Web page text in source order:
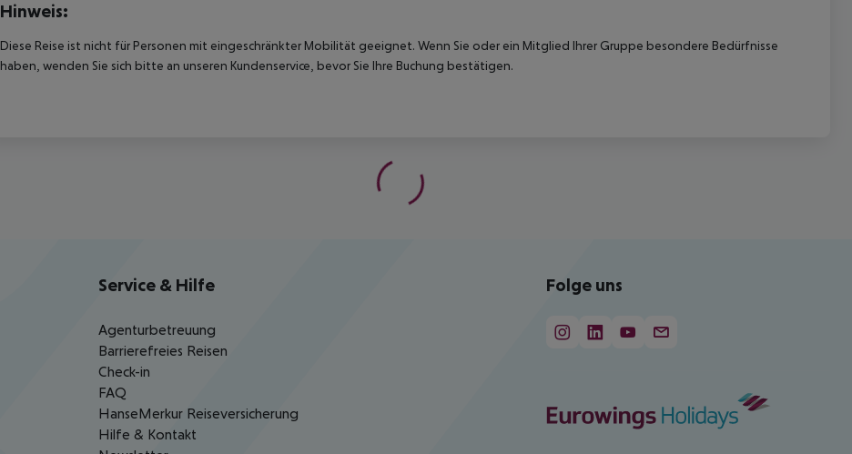
Hinweis:
Diese Reise ist nicht für Personen mit eingeschränkter Mobilität geeignet. Wenn Sie oder ein Mitglied Ihrer Gruppe besondere Bedürfnisse
haben, wenden Sie sich bitte an unseren Kundenservice, bevor Sie Ihre Buchung bestätigen.
Service & Hilfe
Agenturbetreuung
Barrierefreies Reisen
Check-in
FAQ
HanseMerkur Reiseversicherung
Hilfe & Kontakt
Folge uns